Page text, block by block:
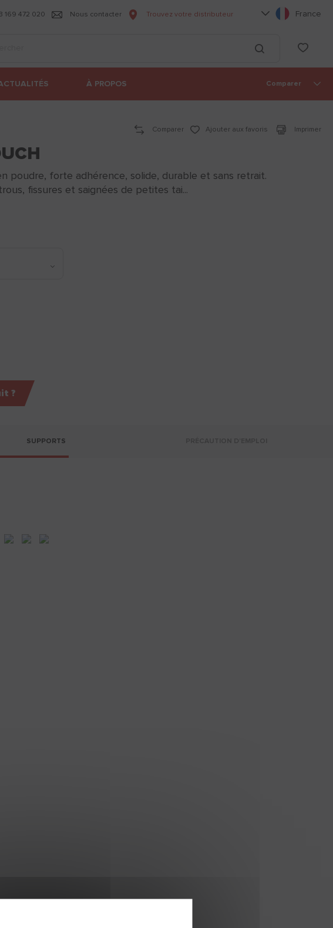
169 472 020 Nous contacter Trouvez votre distributeur Choisissez votre
France
Lancer la
À PROPOS Comparer
Comparer
Ajouter aux favoris Imprimer
poudre, forte adhérence, solide, durable et sans retrait.
fissures et saignées de petites tai...
?
SUPPORTS